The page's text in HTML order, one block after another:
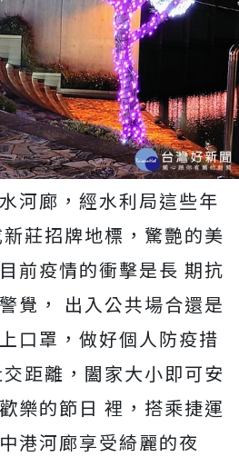
河廊，經水利局這些年
莊招牌地標，驚艷的美
前疫情的衝擊是長 期抗
覺， 出入公共場合還是
口罩，做好個人防疫措
距離，闔家大小即可安
樂的節日 裡，搭乘捷運
港河廊享受綺麗的夜